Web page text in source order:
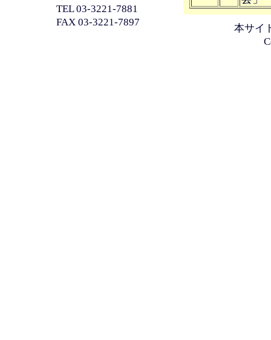
本サイ
TEL 03-3221-7881
FAX 03-3221-7897